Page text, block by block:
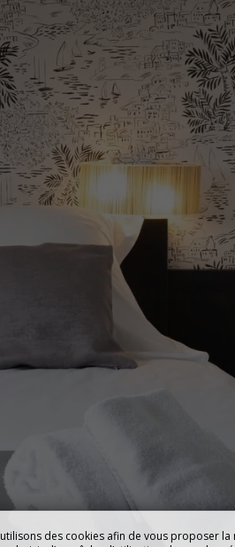
DEMANDE DE RÉSERVATION
RÉSERVER
des cookies afin de vous proposer